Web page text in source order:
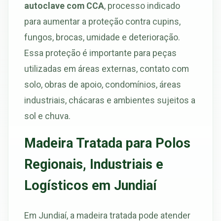
autoclave com CCA, processo indicado
para aumentar a proteção contra cupins,
fungos, brocas, umidade e deterioração.
Essa proteção é importante para peças
utilizadas em áreas externas, contato com
solo, obras de apoio, condomínios, áreas
industriais, chácaras e ambientes sujeitos a
sol e chuva.
Madeira Tratada para Polos
Regionais, Industriais e
Logísticos em Jundiaí
Em Jundiaí, a madeira tratada pode atender